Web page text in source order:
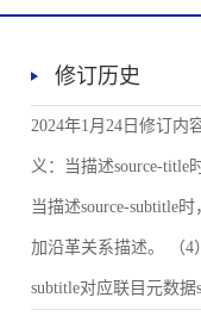
修订历史
2024年1月24日修订内
义：当描述source-title
当描述source-subtitle
加沿革关系描述。 （4
subtitle对应联目元数据